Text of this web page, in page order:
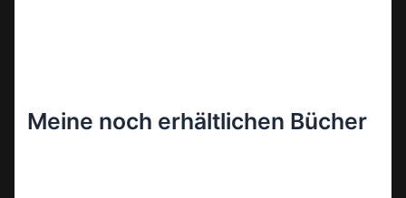
Meine noch erhältlichen Bücher